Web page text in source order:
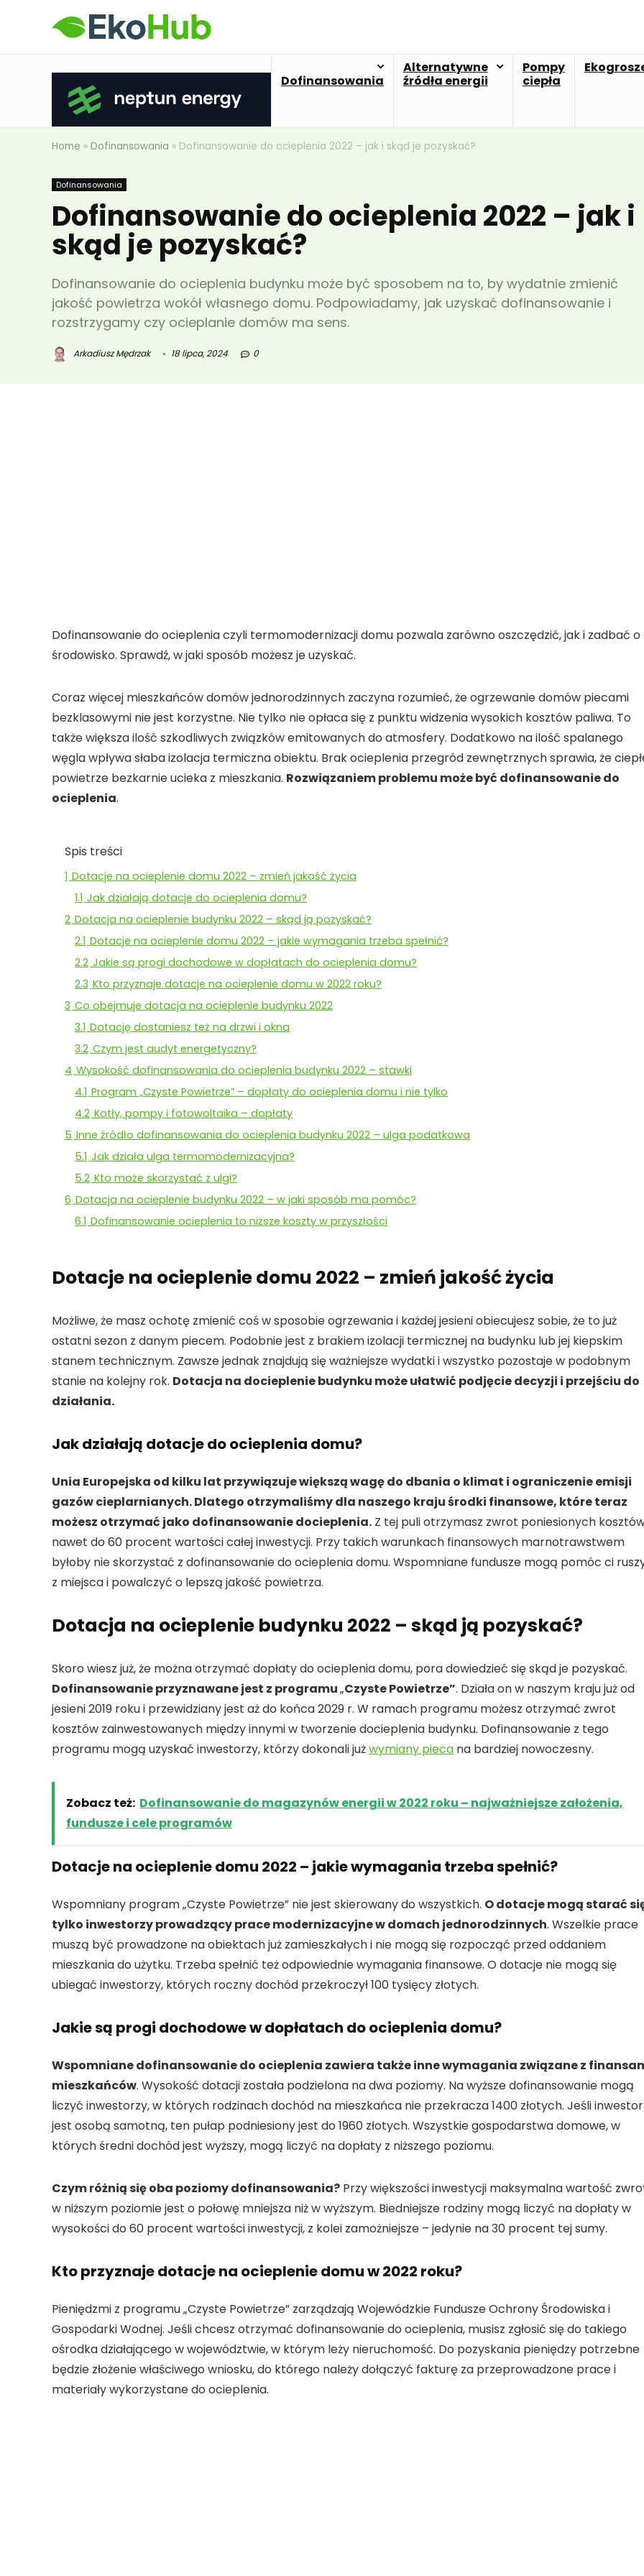
Dofinansowania
Alternatywne
źródła energii
Pompy
ciepła
Home » Dofinansowania » Dofinansowanie do ocieplenia 2022 – jak i skąd je pozyskać?
Dofinansowania
Dofinansowanie do ocieplenia 2022 – jak i
skąd je pozyskać?
Dofinansowanie do ocieplenia budynku może być sposobem na to, by wydatnie zmienić
jakość powietrza wokół własnego domu. Podpowiadamy, jak uzyskać dofinansowanie i
rozstrzygamy czy ocieplanie domów ma sens.
Arkadiusz Mędrzak 18 lipca, 2024 0
Dofinansowanie do ocieplenia czyli termomodernizacji domu pozwala zarówno oszczędzić, jak i zadbać o
środowisko. Sprawdź, w jaki sposób możesz je uzyskać.
Coraz więcej mieszkańców domów jednorodzinnych zaczyna rozumieć, że ogrzewanie domów piecami
bezklasowymi nie jest korzystne. Nie tylko nie opłaca się z punktu widzenia wysokich kosztów paliwa. To
także większa ilość szkodliwych związków emitowanych do atmosfery. Dodatkowo na ilość spalanego
węgla wpływa słaba izolacja termiczna obiektu. Brak ocieplenia przegród zewnętrznych sprawia, że
powietrze bezkarnie ucieka z mieszkania. Rozwiązaniem problemu może być dofinansowanie do
ocieplenia.
Spis treści
1 Dotacje na ocieplenie domu 2022 – zmień jakość życia
1.1 Jak działają dotacje do ocieplenia domu?
2 Dotacja na ocieplenie budynku 2022 – skąd ją pozyskać?
2.1 Dotacje na ocieplenie domu 2022 – jakie wymagania trzeba spełnić?
2.2 Jakie są progi dochodowe w dopłatach do ocieplenia domu?
2.3 Kto przyznaje dotacje na ocieplenie domu w 2022 roku?
3 Co obejmuje dotacja na ocieplenie budynku 2022
3.1 Dotację dostaniesz też na drzwi i okna
3.2 Czym jest audyt energetyczny?
4 Wysokość dofinansowania do ocieplenia budynku 2022 – stawki
4.1 Program „Czyste Powietrze” – dopłaty do ocieplenia domu i nie tylko
4.2 Kotły, pompy i fotowoltaika – dopłaty
5 Inne źródło dofinansowania do ocieplenia budynku 2022 – ulga podatkowa
5.1 Jak działa ulga termomodernizacyjna?
5.2 Kto może skorzystać z ulgi?
6 Dotacja na ocieplenie budynku 2022 – w jaki sposób ma pomóc?
6.1 Dofinansowanie ocieplenia to niższe koszty w przyszłości
Dotacje na ocieplenie domu 2022 – zmień jakość życia
Możliwe, że masz ochotę zmienić coś w sposobie ogrzewania i każdej jesieni obiecujesz sobie, że to już
ostatni sezon z danym piecem. Podobnie jest z brakiem izolacji termicznej na budynku lub jej kiepskim
stanem technicznym. Zawsze jednak znajdują się ważniejsze wydatki i wszystko pozostaje w podobnym
stanie na kolejny rok. Dotacja na docieplenie budynku może ułatwić podjęcie decyzji i przejściu do
działania.
Jak działają dotacje do ocieplenia domu?
Unia Europejska od kilku lat przywiązuje większą wagę do dbania o klimat i ograniczenie emisji
gazów cieplarnianych. Dlatego otrzymaliśmy dla naszego kraju środki finansowe, które teraz
możesz otrzymać jako dofinansowanie docieplenia. Z tej puli otrzymasz zwrot poniesionych
nawet do 60 procent wartości całej inwestycji. Przy takich warunkach finansowych marnotrawstwem
byłoby nie skorzystać z dofinansowanie do ocieplenia domu. Wspomniane fundusze mogą pomóc ci
z miejsca i powalczyć o lepszą jakość powietrza.
Dotacja na ocieplenie budynku 2022 – skąd ją pozyskać?
Skoro wiesz już, że można otrzymać dopłaty do ocieplenia domu, pora dowiedzieć się skąd je pozyskać.
Dofinansowanie przyznawane jest z programu„Czyste Powietrze”. Działa on w naszym kraju już od
jesieni 2019 roku i przewidziany jest aż do końca 2029 r. W ramach programu możesz otrzymać zwrot
kosztów zainwestowanych między innymi w tworzenie docieplenia budynku. Dofinansowanie z tego
programu mogą uzyskać inwestorzy, którzy dokonali jużwymiany pieca na bardziej nowoczesny.
Zobacz też: Dofinansowanie do magazynów energii w 2022 roku – najważniejsze założenia,
fundusze i cele programów
Dotacje na ocieplenie domu 2022 – jakie wymagania trzeba spełnić?
Wspomniany program „Czyste Powietrze” nie jest skierowany do wszystkich. O dotacje mogą starać
tylko inwestorzy prowadzący prace modernizacyjne w domach jednorodzinnych. Wszelkie prace
muszą być prowadzone na obiektach już zamieszkałych i nie mogą się rozpocząć przed oddaniem
mieszkania do użytku. Trzeba spełnić też odpowiednie wymagania finansowe. O dotacje nie mogą się
ubiegać inwestorzy, których roczny dochód przekroczył 100 tysięcy złotych.
Jakie są progi dochodowe w dopłatach do ocieplenia domu?
Wspomniane dofinansowanie do ocieplenia zawiera także inne wymagania związane z
mieszkańców. Wysokość dotacji została podzielona na dwa poziomy. Na wyższe dofinansowanie mogą
liczyć inwestorzy, w których rodzinach dochód na mieszkańca nie przekracza 1400 złotych. Jeśli inwestor
jest osobą samotną, ten pułap podniesiony jest do 1960 złotych. Wszystkie gospodarstwa domowe, w
których średni dochód jest wyższy, mogą liczyć na dopłaty z niższego poziomu.
Czym różnią się oba poziomy dofinansowania? Przy większości inwestycji maksymalna wartość
w niższym poziomie jest o połowę mniejsza niż w wyższym. Biedniejsze rodziny mogą liczyć na dopłaty w
wysokości do 60 procent wartości inwestycji, z kolei zamożniejsze – jedynie na 30 procent tej sumy.
Kto przyznaje dotacje na ocieplenie domu w 2022 roku?
Pieniędzmi z programu „Czyste Powietrze” zarządzają Wojewódzkie Fundusze Ochrony Środowiska i
Gospodarki Wodnej. Jeśli chcesz otrzymać dofinansowanie do ocieplenia, musisz zgłosić się do takiego
ośrodka działającego w województwie, w którym leży nieruchomość. Do pozyskania pieniędzy potrzebne
będzie złożenie właściwego wniosku, do którego należy dołączyć fakturę za przeprowadzone prace i
materiały wykorzystane do ocieplenia.